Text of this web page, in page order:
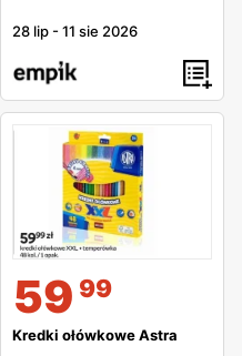
28 lip -11 sie 2026
59 99
Kredki ołówkowe Astra